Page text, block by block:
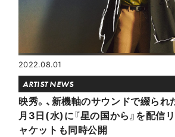
2022.08.01
ARTIST NEWS
映秀。、新機軸のサウンドで綴られ
月3日(水)に『星の国から』を配信
ャケットも同時公開